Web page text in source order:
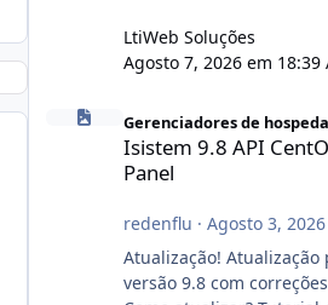
LtiWeb Soluções
Agosto 7, 2026 em 18:39
Isistem 9.8 API CentOS Web Panel
Gerenciadores de
Isistem 9.8 API
Panel
redenflu · Agosto 3,
Atualização! Atualização para a
versão 9.8 com